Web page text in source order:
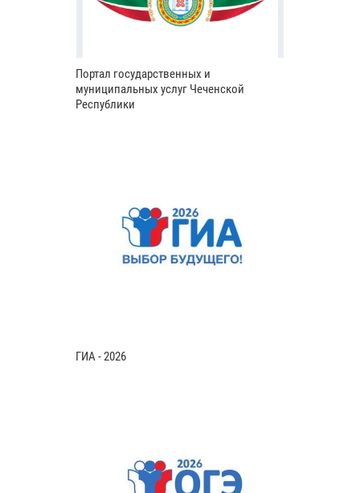
Портал государственных и
муниципальных услуг Чеченской
Республики
ГИА - 2026